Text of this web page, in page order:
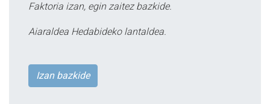
Faktoria izan, egin zaitez bazkide.
Aiaraldea Hedabideko lantaldea.
Izan bazkide